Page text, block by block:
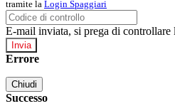
tramite la Login Spaggiari
E-mail inviata, si prega di controllare
Errore
Chiudi
Successo